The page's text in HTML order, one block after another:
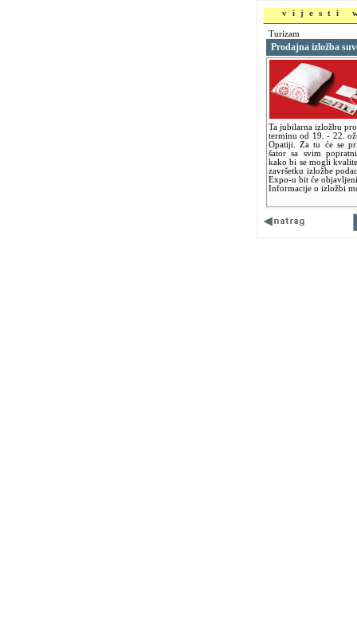
vijesti
Turizam
Prodajna izložba
Ta jubilarna izložbu
terminu od 19. - 22.
Opatiji. Za tu će se
šator sa svim
kako bi se mogli
završetku izložbe
Expo-u bit će
Informacije o izložbi